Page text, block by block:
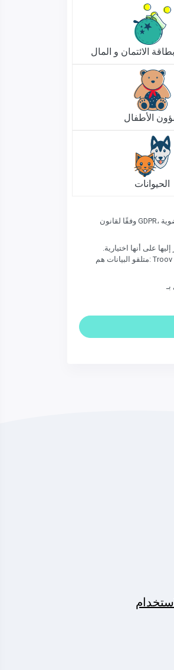
الائتمان و المال
الأطفال
الحيوانات
وفقًا لقانون GDPR، يرجى عدم إدخال أي من البيانات التالية (حتى إذا ظهرت على الغرض المفقود / الموجود): رقم الضمان الاجتماعي ، بيانات عن الأصل العرقي ، الرأي العرقي ، السياسي ، العضوية
على أنها اختيارية.
متلقو البيانات هم: Troov في بصفتك متحكمًا في البيانات وكذلك أي شركة في مجموعتنا ومقدمي الخدمات وشركاء الأعمال لدينا إذا كنت قد وافقت على الاتصال بهم وتم وصف أغراض المعالجة بشكل